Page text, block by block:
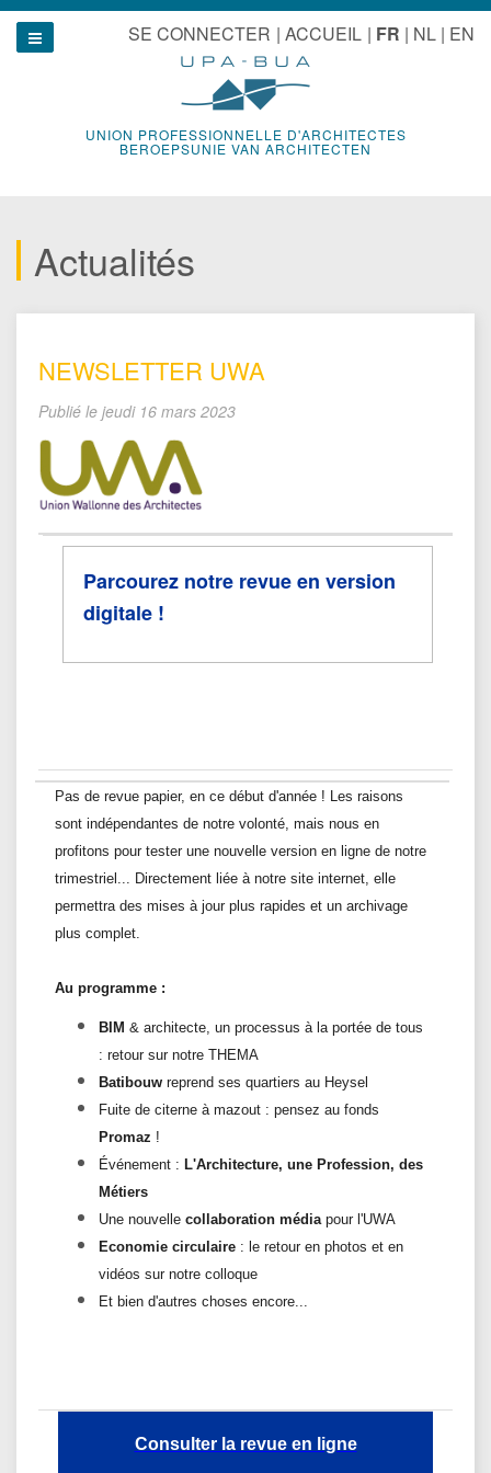
Aller
contenu
SE CONNECTER ACCUEIL FR NL EN
UNION PROFESSIONNELLE D'ARCHITECTES
BEROEPSUNIE VAN ARCHITECTEN
Show navigation
Actualités
NEWSLETTER UWA
Publié le jeudi 16 mars 2023
Parcourez notre revue en version
digitale !
Pas de revue papier, en ce début d'année ! Les raisons
sont indépendantes de notre volonté, mais nous en
profitons pour tester une nouvelle version en ligne de notre
trimestriel... Directement liée à notre site internet, elle
permettra des mises à jour plus rapides et un archivage
plus complet.
Au programme :
BIM & architecte, un processus à la portée de tous
: retour sur notre THEMA
Batibouw reprend ses quartiers au Heysel
Fuite de citerne à mazout : pensez au fonds
Promaz !
Événement : L'Architecture, une Profession, des
Métiers
Une nouvelle collaboration médiapour l'UWA
Economie circulaire : le retour en photos et en
vidéos sur notre colloque
Et bien d'autres choses encore...
Consulter la revue en ligne